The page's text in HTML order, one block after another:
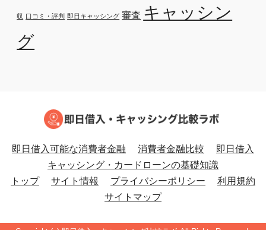
収 口コミ・評判 即日キャッシング 審査 キャッシン
グ
即日借入可能な消費者金融 消費者金融比較
即日借入
キャッシング・カードローンの基礎知識
トップ
サイト情報 プライバシーポリシー
利用規約
サイトマップ